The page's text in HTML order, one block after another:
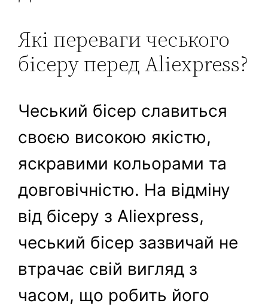
Які переваги чеського
бісеру перед Aliexpress?
Чеський бісер славиться
своєю високою якістю,
яскравими кольорами та
довговічністю. На відміну
від бісеру з Aliexpress,
чеський бісер зазвичай не
втрачає свій вигляд з
часом, що робить його